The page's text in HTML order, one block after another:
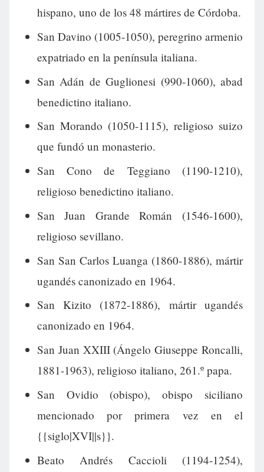
hispano, uno de los 48 mártires de Córdoba.
San Davino (1005-1050), peregrino armenio
expatriado en la península italiana.
San Adán de Guglionesi (990-1060), abad
benedictino italiano.
San Morando (1050-1115), religioso suizo
que fundó un monasterio.
San Cono de Teggiano (1190-1210),
religioso benedictino italiano.
San Juan Grande Román (1546-1600),
religioso sevillano.
San San Carlos Luanga (1860-1886), mártir
ugandés canonizado en 1964.
San Kizito (1872-1886), mártir ugandés
canonizado en 1964.
San Juan XXIII (Ángelo Giuseppe Roncalli,
1881-1963), religioso italiano, 261.º papa.
San Ovidio (obispo), obispo siciliano
mencionado por primera vez en el
{{siglo|XVI||s}}.
Beato Andrés Caccioli (1194-1254),